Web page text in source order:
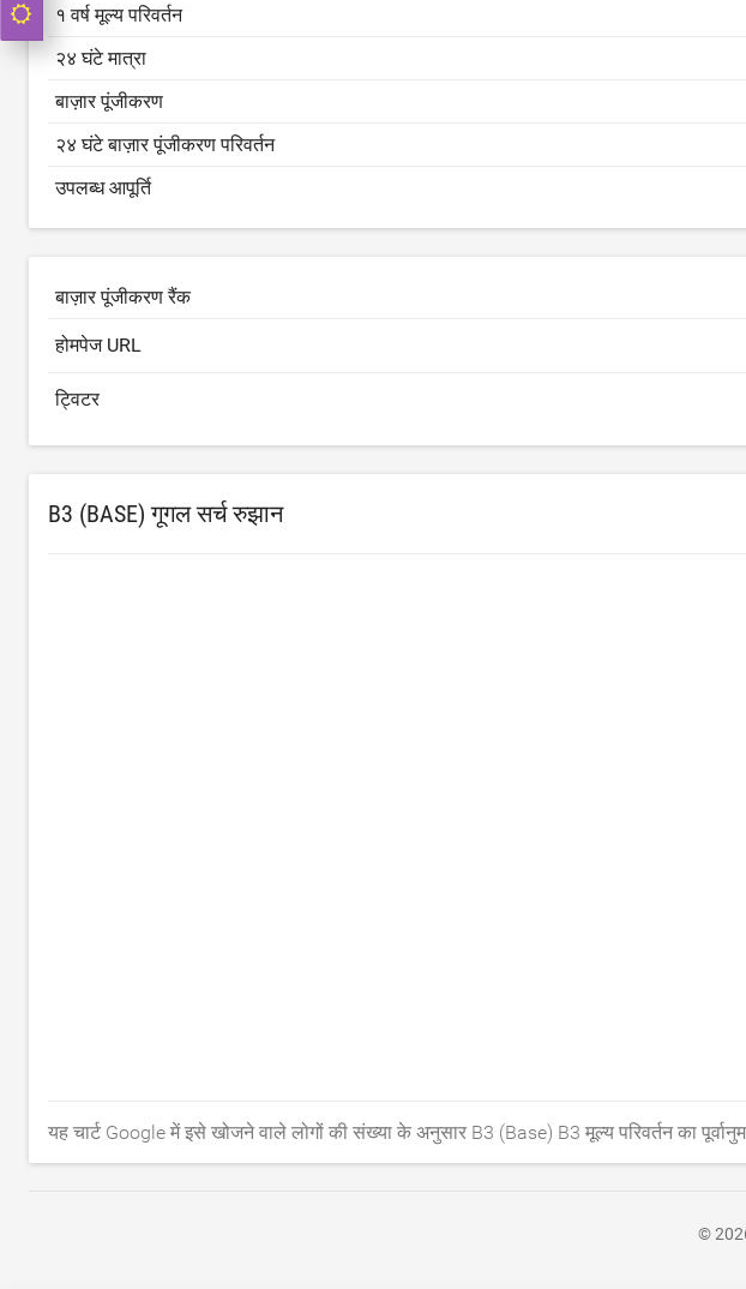
१ वर्ष मूल्य परिवर्तन
२४ घंटे मात्रा
बाज़ार पूंजीकरण
२४ घंटे बाज़ार पूंजीकरण परिवर्तन
उपलब्ध आपूर्ति
बाज़ार पूंजीकरण रैंक
होमपेज URL
ट्विटर
B3 (BASE) गूगल सर्च रुझान
यह चार्ट Google में इसे खोजने वाले लोगों की संख्या के अनुसार B3 (Base) B3 मूल्य परिवर्तन का
©